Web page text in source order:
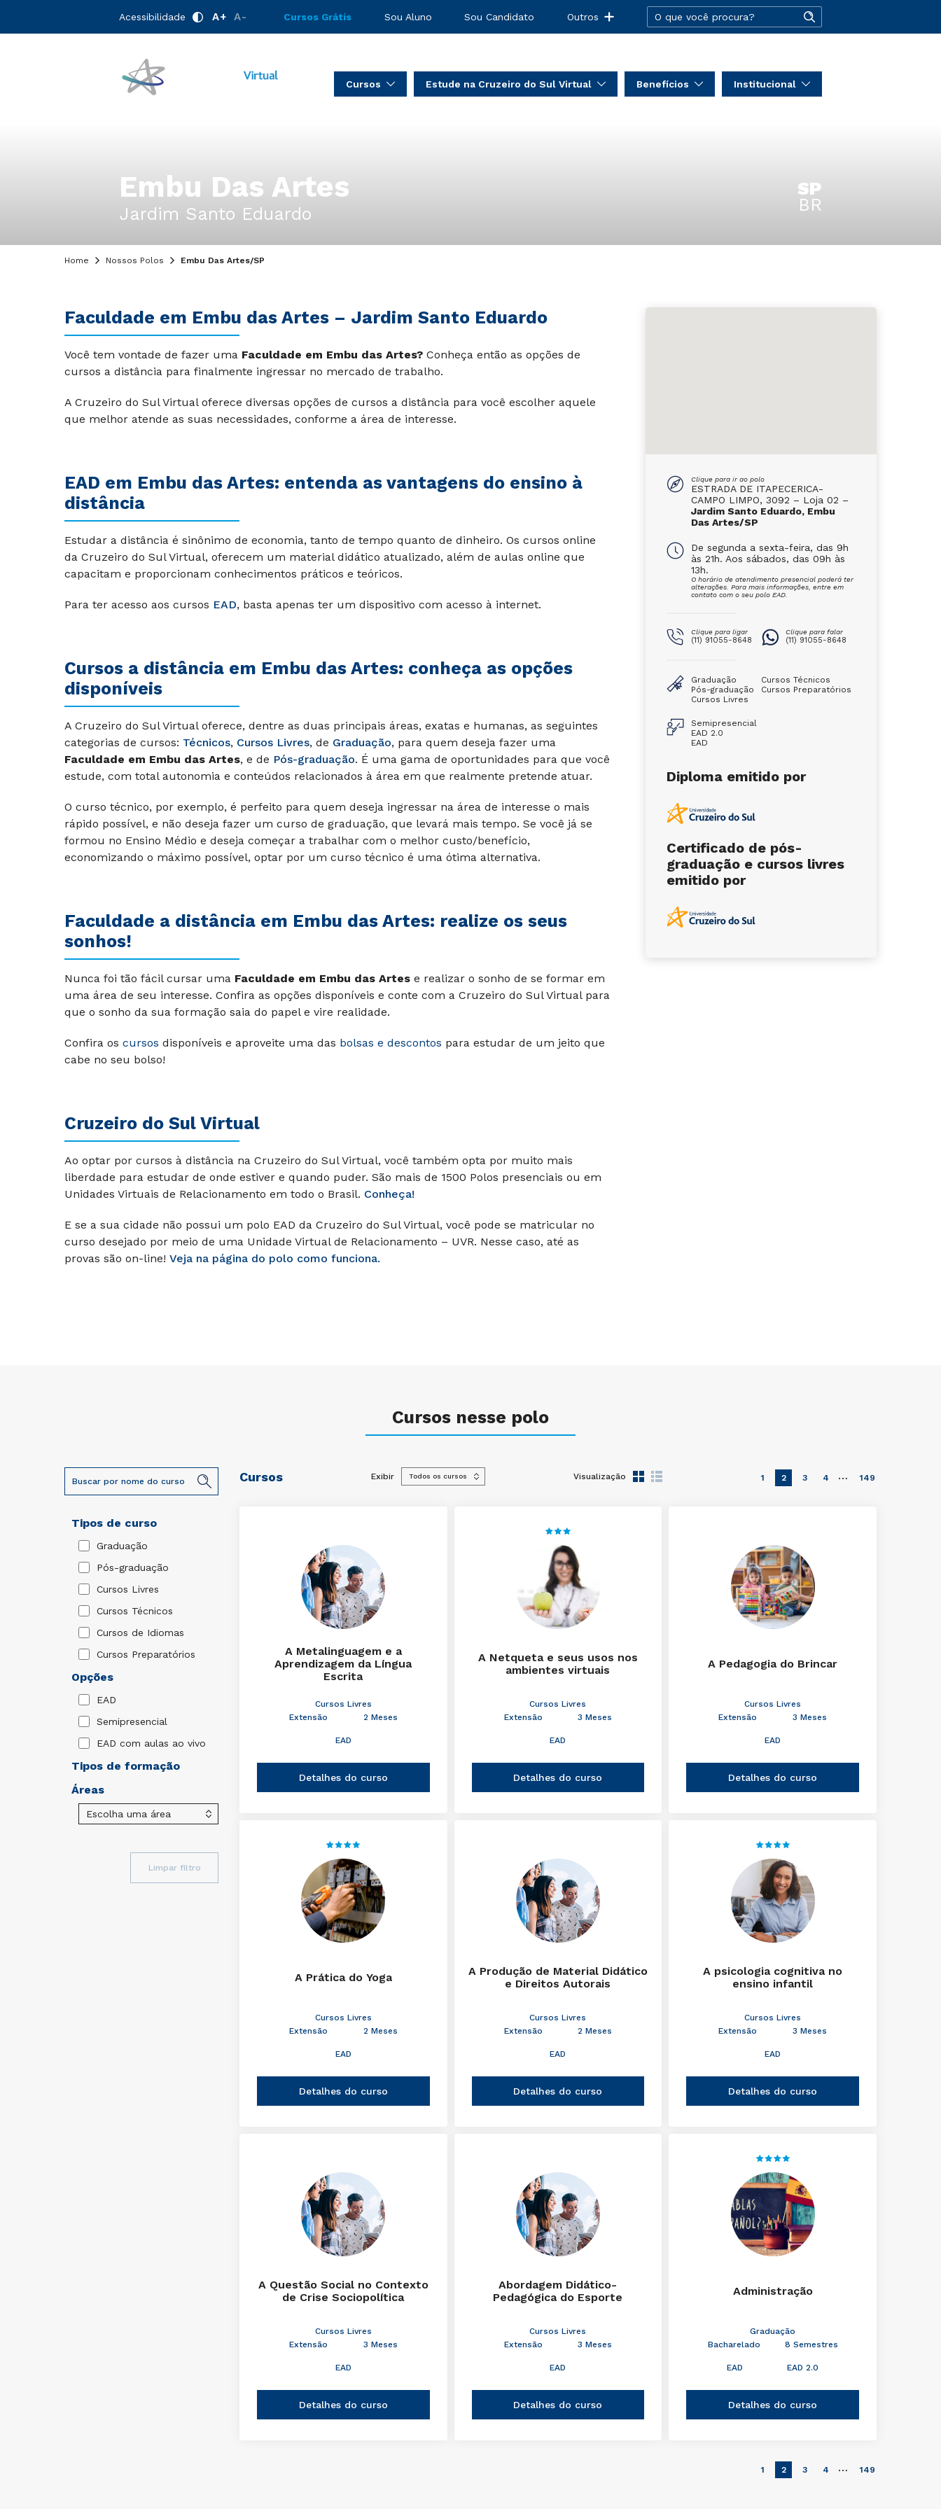
Acessibilidade A+ A- Cursos Grátis Sou Aluno Sou Candidato Outros
Cursos Estude na Cruzeiro do Sul Virtual Benefícios Institucional
Embu Das Artes
Jardim Santo Eduardo
SP
BR
Home Nossos Polos Embu Das Artes/SP
Faculdade em Embu das Artes – Jardim Santo Eduardo
Você tem vontade de fazer uma Faculdade em Embu das Artes? Conheça então as opções de
cursos a distância para finalmente ingressar no mercado de trabalho.
A Cruzeiro do Sul Virtual oferece diversas opções de cursos a distância para você escolher aquele
que melhor atende as suas necessidades, conforme a área de interesse.
EAD em Embu das Artes: entenda as vantagens do ensino à
distância
Estudar a distância é sinônimo de economia, tanto de tempo quanto de dinheiro. Os cursos online
da Cruzeiro do Sul Virtual, oferecem um material didático atualizado, além de aulas online que
capacitam e proporcionam conhecimentos práticos e teóricos.
Para ter acesso aos cursos EAD, basta apenas ter um dispositivo com acesso à internet.
Cursos a distância em Embu das Artes: conheça as opções
disponíveis
A Cruzeiro do Sul Virtual oferece, dentre as duas principais áreas, exatas e humanas, as seguintes
categorias de cursos: Técnicos, Cursos Livres, de Graduação, para quem deseja fazer uma
Faculdade em Embu das Artes, e de Pós-graduação. É uma gama de oportunidades para que você
estude, com total autonomia e conteúdos relacionados à área em que realmente pretende atuar.
O curso técnico, por exemplo, é perfeito para quem deseja ingressar na área de interesse o mais
rápido possível, e não deseja fazer um curso de graduação, que levará mais tempo. Se você já se
formou no Ensino Médio e deseja começar a trabalhar com o melhor custo/benefício,
economizando o máximo possível, optar por um curso técnico é uma ótima alternativa.
Faculdade a distância em Embu das Artes: realize os seus
sonhos!
Nunca foi tão fácil cursar uma Faculdade em Embu das Artes e realizar o sonho de se formar em
uma área de seu interesse. Confira as opções disponíveis e conte com a Cruzeiro do Sul Virtual para
que o sonho da sua formação saia do papel e vire realidade.
Confira os cursos disponíveis e aproveite uma das bolsas e descontos para estudar de um jeito que
cabe no seu bolso!
Cruzeiro do Sul Virtual
Ao optar por cursos à distância na Cruzeiro do Sul Virtual, você também opta por muito mais
liberdade para estudar de onde estiver e quando puder. São mais de 1500 Polos presenciais ou em
Unidades Virtuais de Relacionamento em todo o Brasil. Conheça!
E se a sua cidade não possui um polo EAD da Cruzeiro do Sul Virtual, você pode se matricular no
curso desejado por meio de uma Unidade Virtual de Relacionamento – UVR. Nesse caso, até as
provas são on-line! Veja na página do polo como funciona.
Clique para ir ao polo
ESTRADA DE ITAPECERICA-
CAMPO LIMPO, 3092 – Loja 02 –
Jardim Santo Eduardo, Embu
Das Artes/SP
De segunda a sexta-feira, das 9h
às 21h. Aos sábados, das 09h às
13h.
O horário de atendimento presencial poderá ter
alterações. Para mais informações, entre em
contato com o seu polo EAD.
Clique para ligar
(11) 91055-8648
Clique para falar
(11) 91055-8648
Graduação
Pós-graduação
Cursos Livres
Cursos Técnicos
Cursos Preparatórios
Semipresencial
EAD 2.0
EAD
Diploma emitido por
Certificado de pós-
graduação e cursos livres
emitido por
Cursos nesse polo
Tipos de curso
Graduação
Pós-graduação
Cursos Livres
Cursos Técnicos
Cursos de Idiomas
Cursos Preparatórios
Opções
EAD
Semipresencial
EAD com aulas ao vivo
Tipos de formação
Áreas
Limpar filtro
Cursos Exibir Visualização 1 2 3 4 … 149
A Metalinguagem e a
Aprendizagem da Língua
Escrita
Cursos Livres
Extensão
2 Meses
EAD
Detalhes do curso
A Netqueta e seus usos nos
ambientes virtuais
Cursos Livres
Extensão
3 Meses
EAD
Detalhes do curso
A Pedagogia do Brincar
Cursos Livres
Extensão
3 Meses
EAD
Detalhes do curso
A Prática do Yoga
Cursos Livres
Extensão
2 Meses
EAD
Detalhes do curso
A Produção de Material Didático
e Direitos Autorais
Cursos Livres
Extensão
2 Meses
EAD
Detalhes do curso
A psicologia cognitiva no
ensino infantil
Cursos Livres
Extensão
3 Meses
EAD
Detalhes do curso
A Questão Social no Contexto
de Crise Sociopolítica
Cursos Livres
Extensão
3 Meses
EAD
Detalhes do curso
Abordagem Didático-
Pedagógica do Esporte
Cursos Livres
Extensão
3 Meses
EAD
Detalhes do curso
Administração
Graduação
Bacharelado
8 Semestres
EAD EAD 2.0
Detalhes do curso
1 2 3 4 … 149